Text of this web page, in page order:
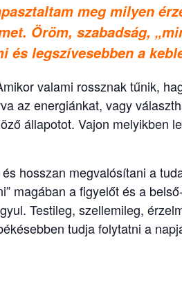
meg milyen
Öröm, szabadság,
és legszívesebben a
valami rossznak tűnik,
az energiánkat, vagy
állapotot. Vajon melyikben
hosszan megvalósítani a
magában a figyelőt és a
Testileg, szellemileg,
tudja folytatni a